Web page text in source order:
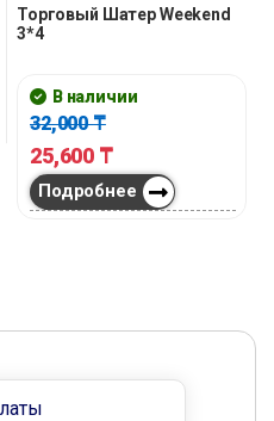
Торговый Шатер Weekend
3*4
В наличии
32,000₸
25,600 ₸
Подробнее